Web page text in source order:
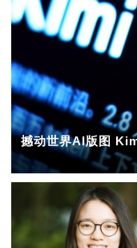
撼动世界AI版图